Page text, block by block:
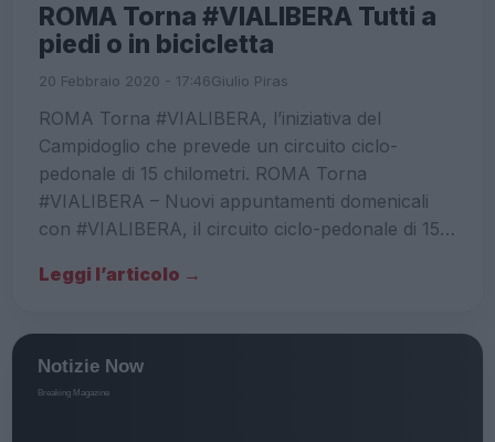
ROMA Torna #VIALIBERA Tutti a
piedi o in bicicletta
20 Febbraio 2020 - 17:46Giulio Piras
ROMA Torna #VIALIBERA, l’iniziativa del
Campidoglio che prevede un circuito ciclo-
pedonale di 15 chilometri. ROMA Torna
#VIALIBERA – Nuovi appuntamenti domenicali
con #VIALIBERA, il circuito ciclo-pedonale di 15…
Leggi l’articolo →